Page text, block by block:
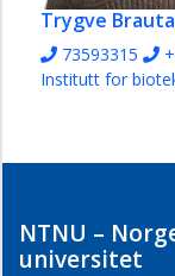
Trygve
73593315
Institutt for
NTNU –
universitet